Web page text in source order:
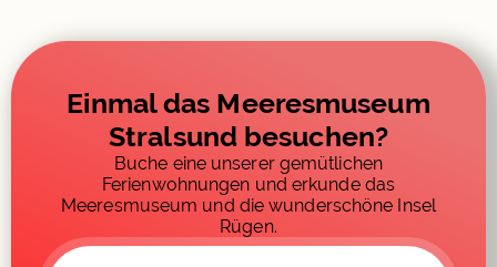
Einmal das Meeresmuseum
Stralsund besuchen?
Buche eine unserer gemütlichen
Ferienwohnungen und erkunde das
Meeresmuseum und die wunderschöne Insel
Rügen.